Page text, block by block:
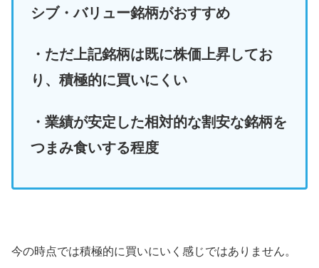
シブ・バリュー銘柄がおすすめ
・ただ上記銘柄は既に株価上昇してお
り、積極的に買いにくい
・業績が安定した相対的な割安な銘柄を
つまみ食いする程度
今の時点では積極的に買いにいく感じではありません。